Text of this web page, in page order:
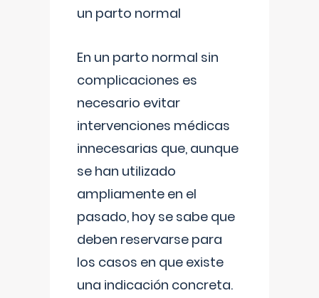
un parto normal
En un parto normal sin
complicaciones es
necesario evitar
intervenciones médicas
innecesarias que, aunque
se han utilizado
ampliamente en el
pasado, hoy se sabe que
deben reservarse para
los casos en que existe
una indicación concreta.